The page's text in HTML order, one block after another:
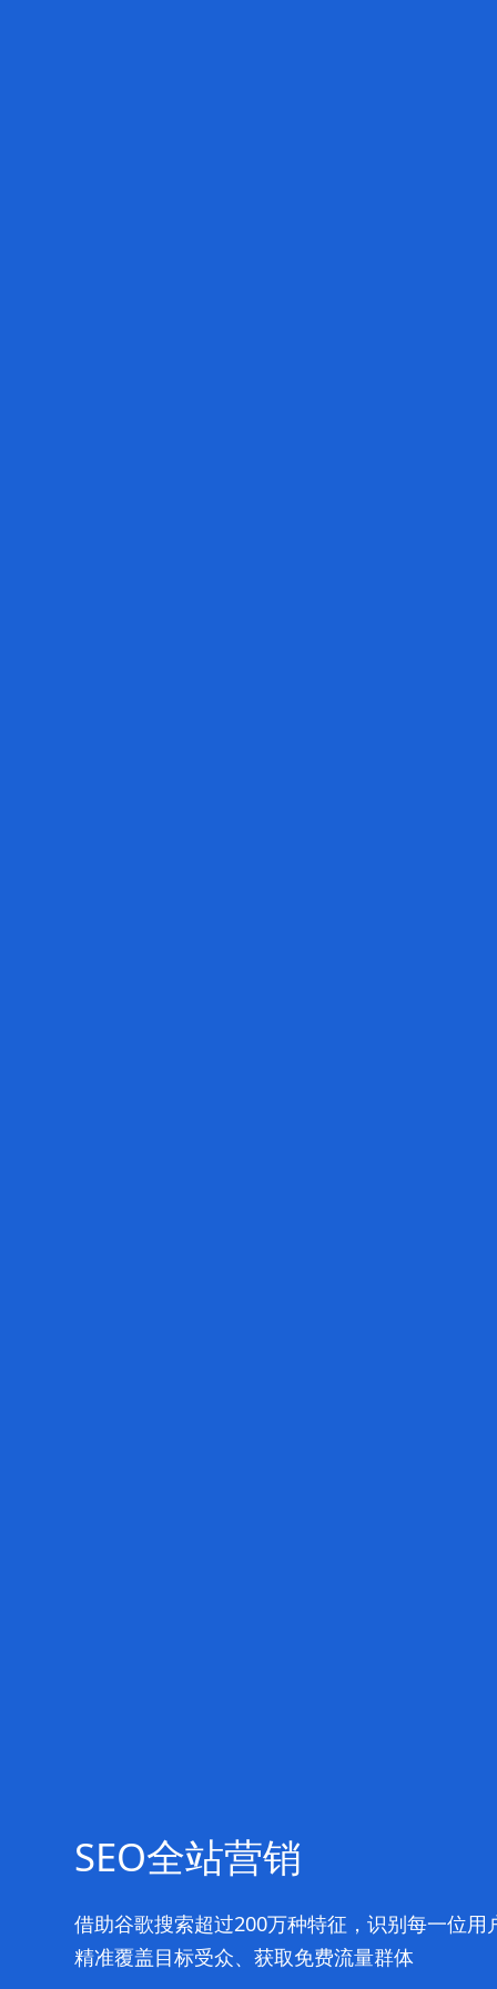
SEO全站营销
借助谷歌搜索超过200万种特征，识别每一位用
精准覆盖目标受众、获取免费流量群体